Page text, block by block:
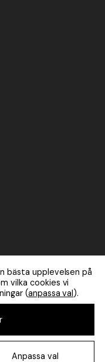
Rental AB
bästa upplevelsen på
vilka cookies vi
(anpassa val).
Anpassa val